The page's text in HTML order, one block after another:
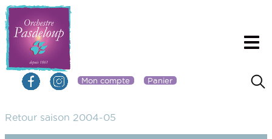
Mon compte Panier
Retour saison 2004-05